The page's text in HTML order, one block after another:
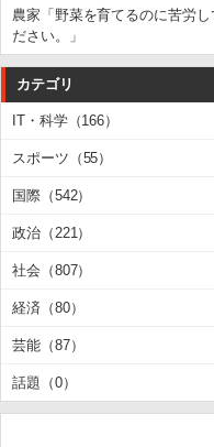
農家「野菜を育てるのに苦労
ださい。」
カテゴリ
IT・科学（166）
スポーツ（55）
国際（542）
政治（221）
社会（807）
経済（80）
芸能（87）
話題（0）